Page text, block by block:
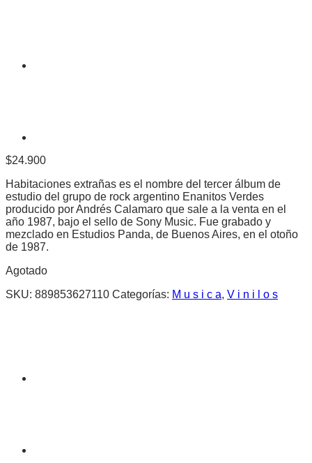
$24.900
Habitaciones extrañas es el nombre del tercer álbum de
estudio del grupo de rock argentino Enanitos Verdes
producido por Andrés Calamaro que sale a la venta en el
año 1987, bajo el sello de Sony Music.​ Fue grabado y
mezclado en Estudios Panda, de Buenos Aires, en el otoño
de 1987.
Agotado
SKU: 889853627110 Categorías: M u s i c a, V i n i l o s